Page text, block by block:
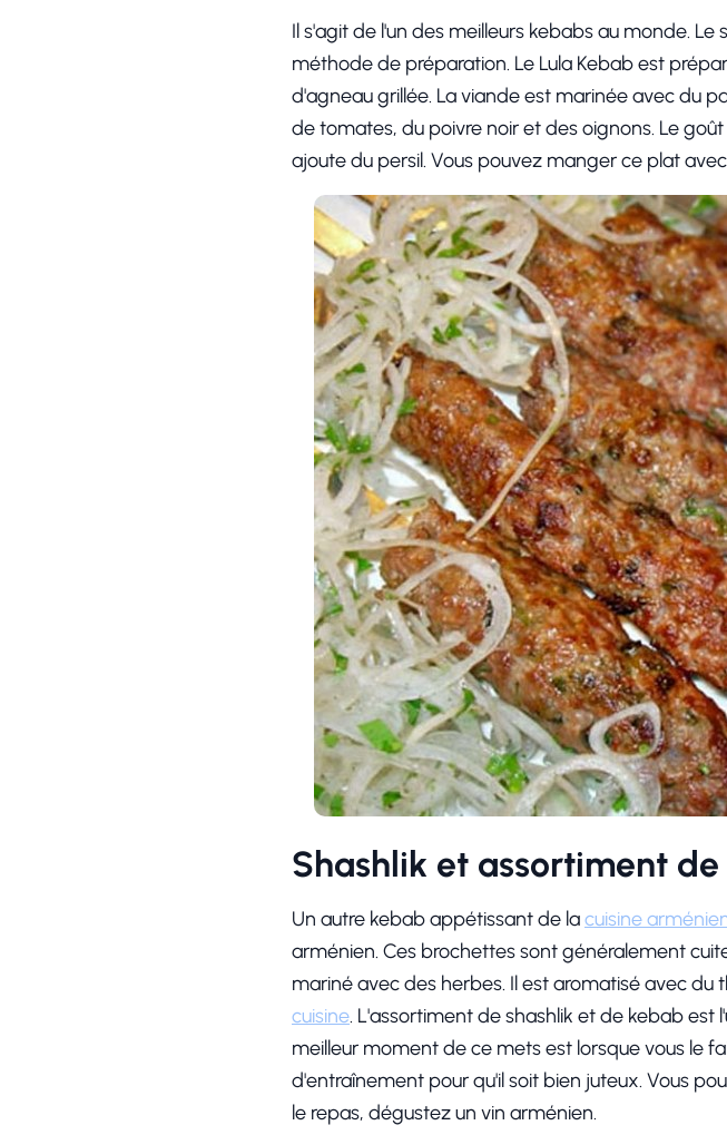
Il s'agit de l'un des meilleurs kebabs au monde.
méthode de préparation. Le Lula Kebab est
d'agneau grillée. La viande est marinée avec du
de tomates, du poivre noir et des oignons. Le
ajoute du persil. Vous pouvez manger ce plat
Shashlik et assortiment
Un autre kebab appétissant de lacuisine
arménien. Ces brochettes sont généralement
mariné avec des herbes. Il est aromatisé avec du
cuisine. L'assortiment de shashlik et de kebab est
meilleur moment de ce mets est lorsque vous le
d'entraînement pour qu'il soit bien juteux. Vous
le repas, dégustez un vin arménien.